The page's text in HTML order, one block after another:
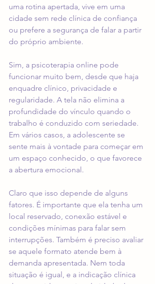
uma rotina apertada, vive em uma
cidade sem rede clínica de confiança
ou prefere a segurança de falar a partir
do próprio ambiente.
Sim, a psicoterapia online pode
funcionar muito bem, desde que haja
enquadre clínico, privacidade e
regularidade. A tela não elimina a
profundidade do vínculo quando o
trabalho é conduzido com seriedade.
Em vários casos, a adolescente se
sente mais à vontade para começar em
um espaço conhecido, o que favorece
a abertura emocional.
Claro que isso depende de alguns
fatores. É importante que ela tenha um
local reservado, conexão estável e
condições mínimas para falar sem
interrupções. Também é preciso avaliar
se aquele formato atende bem à
demanda apresentada. Nem toda
situação é igual, e a indicação clínica